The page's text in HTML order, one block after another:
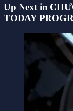
Up Next in
TODAY